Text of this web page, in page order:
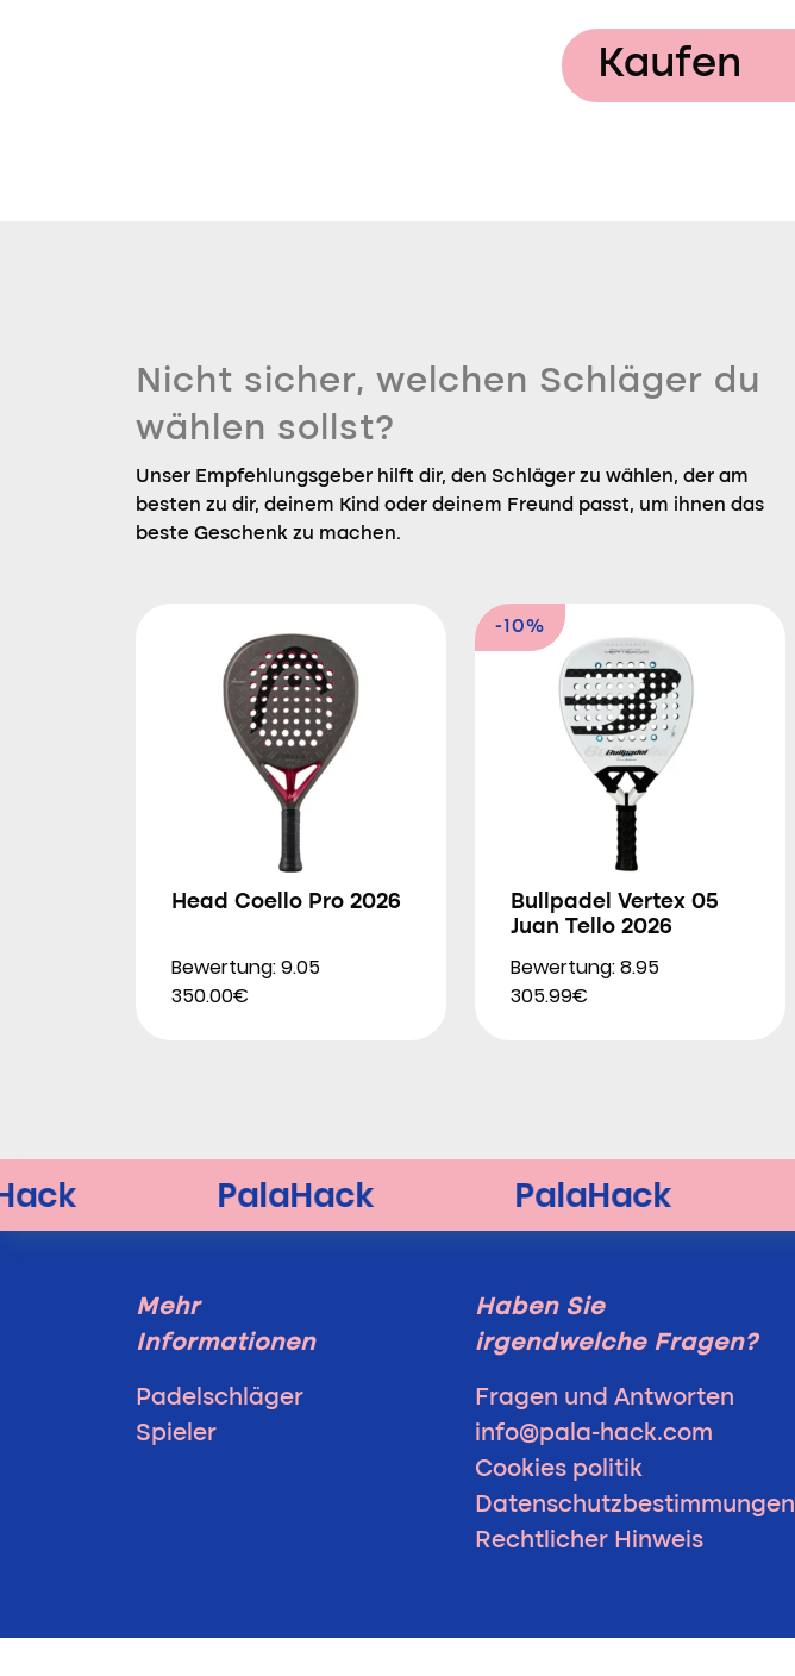
Kaufen
Nicht sicher, welchen Schläger du
wählen sollst?
Unser Empfehlungsgeber hilft dir, den Schläger zu wählen, der am
besten zu dir, deinem Kind oder deinem Freund passt, um ihnen das
beste Geschenk zu machen.
Head Coello Pro 2026
Bewertung: 9.05
350.00€
-10%
Bullpadel Vertex 05
Juan Tello 2026
Bewertung: 8.95
305.99€
Mehr
Informationen
Padelschläger
Spieler
Haben Sie
irgendwelche Fragen?
Fragen und Antworten
info@pala-hack.com
Cookies politik
Datenschutzbestimmungen
Rechtlicher Hinweis